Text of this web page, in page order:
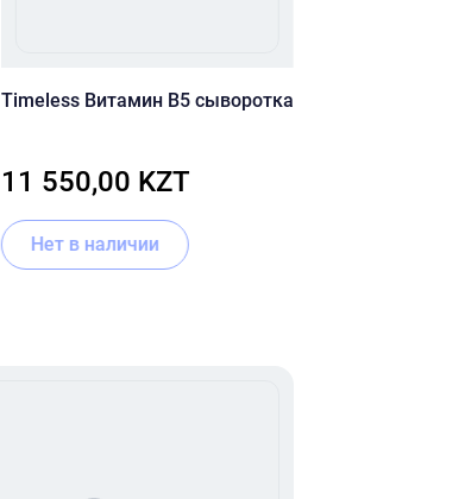
Timeless Витамин B5 сыворотка
11 550,00 KZT
Нет в наличии